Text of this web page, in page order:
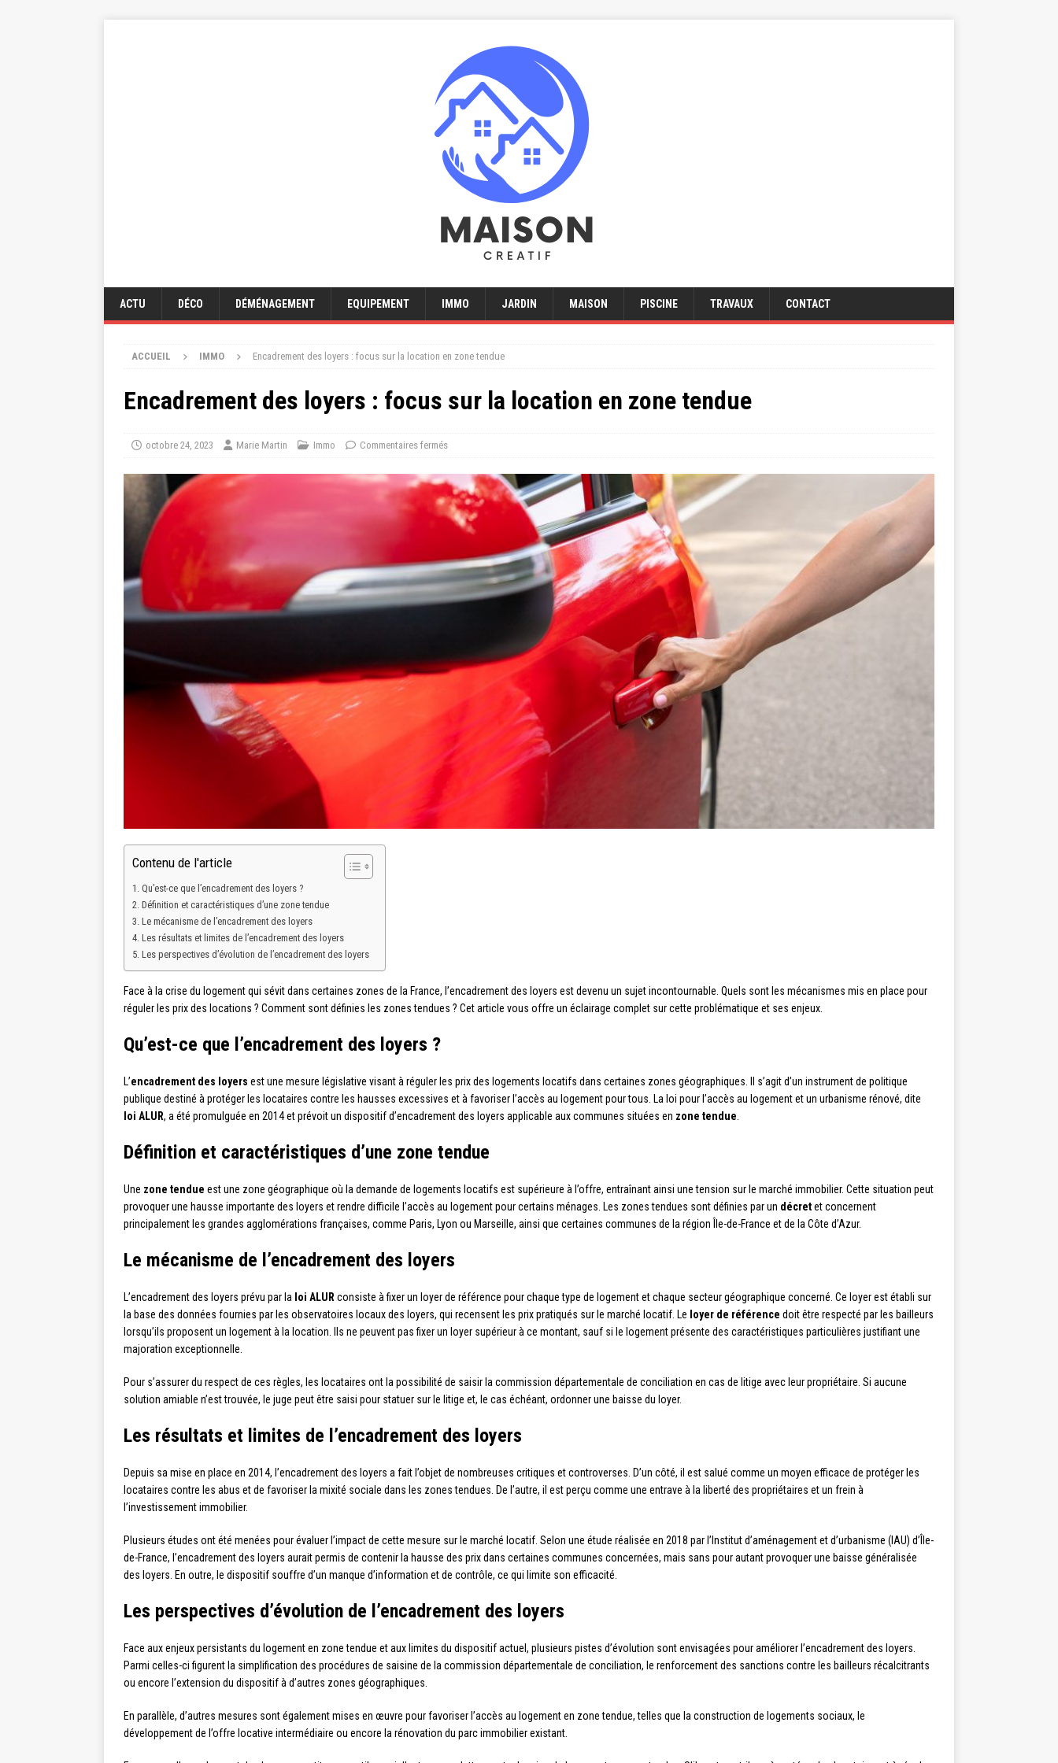
ACTU DÉCO DÉMÉNAGEMENT EQUIPEMENT IMMO JARDIN MAISON PISCINE TRAVAUX CONTACT
ACCUEIL IMMO Encadrement des loyers : focus sur la location en zone tendue
Encadrement des loyers : focus sur la location en zone tendue
octobre 24, 2023 Marie Martin Immo Commentaires fermés
Contenu de l'article
Qu’est-ce que l’encadrement des loyers ?
Définition et caractéristiques d’une zone tendue
Le mécanisme de l’encadrement des loyers
Les résultats et limites de l’encadrement des loyers
Les perspectives d’évolution de l’encadrement des loyers
Face à la crise du logement qui sévit dans certaines zones de la France, l’encadrement des loyers est devenu un sujet incontournable. Quels sont les mécanismes mis en place pour
réguler les prix des locations ? Comment sont définies les zones tendues ? Cet article vous offre un éclairage complet sur cette problématique et ses enjeux.
Qu’est-ce que l’encadrement des loyers ?
L’encadrement des loyers est une mesure législative visant à réguler les prix des logements locatifs dans certaines zones géographiques. Il s’agit d’un instrument de politique
publique destiné à protéger les locataires contre les hausses excessives et à favoriser l’accès au logement pour tous. La loi pour l’accès au logement et un urbanisme rénové, dite
loi ALUR, a été promulguée en 2014 et prévoit un dispositif d’encadrement des loyers applicable aux communes situées en zone tendue
Définition et caractéristiques d’une zone tendue
Une zone tendue est une zone géographique où la demande de logements locatifs est supérieure à l’offre, entraînant ainsi une tension sur le marché immobilier. Cette situation peut
provoquer une hausse importante des loyers et rendre difficile l’accès au logement pour certains ménages. Les zones tendues sont définies par un décretet concernent
principalement les grandes agglomérations françaises, comme Paris, Lyon ou Marseille, ainsi que certaines communes de la région Île-de-France et de la Côte d’Azur.
Le mécanisme de l’encadrement des loyers
L’encadrement des loyers prévu par la loi ALUR consiste à fixer un loyer de référence pour chaque type de logement et chaque secteur géographique concerné. Ce loyer est établi sur
la base des données fournies par les observatoires locaux des loyers, qui recensent les prix pratiqués sur le marché locatif. Le loyer de référence doit être respecté par les bailleurs
lorsqu’ils proposent un logement à la location. Ils ne peuvent pas fixer un loyer supérieur à ce montant, sauf si le logement présente des caractéristiques particulières justifiant une
majoration exceptionnelle.
Pour s’assurer du respect de ces règles, les locataires ont la possibilité de saisir la commission départementale de conciliation en cas de litige avec leur propriétaire. Si aucune
solution amiable n’est trouvée, le juge peut être saisi pour statuer sur le litige et, le cas échéant, ordonner une baisse du loyer.
Les résultats et limites de l’encadrement des loyers
Depuis sa mise en place en 2014, l’encadrement des loyers a fait l’objet de nombreuses critiques et controverses. D’un côté, il est salué comme un moyen efficace de protéger les
locataires contre les abus et de favoriser la mixité sociale dans les zones tendues. De l’autre, il est perçu comme une entrave à la liberté des propriétaires et un frein à
l’investissement immobilier.
Plusieurs études ont été menées pour évaluer l’impact de cette mesure sur le marché locatif. Selon une étude réalisée en 2018 par l’Institut d’aménagement et d’urbanisme (IAU) d’Île-
de-France, l’encadrement des loyers aurait permis de contenir la hausse des prix dans certaines communes concernées, mais sans pour autant provoquer une baisse généralisée
des loyers. En outre, le dispositif souffre d’un manque d’information et de contrôle, ce qui limite son efficacité.
Les perspectives d’évolution de l’encadrement des loyers
Face aux enjeux persistants du logement en zone tendue et aux limites du dispositif actuel, plusieurs pistes d’évolution sont envisagées pour améliorer l’encadrement des loyers.
Parmi celles-ci figurent la simplification des procédures de saisine de la commission départementale de conciliation, le renforcement des sanctions contre les bailleurs récalcitrants
ou encore l’extension du dispositif à d’autres zones géographiques.
En parallèle, d’autres mesures sont également mises en œuvre pour favoriser l’accès au logement en zone tendue, telles que la construction de logements sociaux, le
développement de l’offre locative intermédiaire ou encore la rénovation du parc immobilier existant.